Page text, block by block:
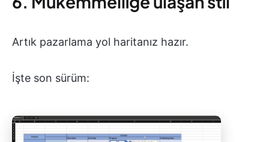
Artık pazarlama yol haritanız hazır.
İşte son sürüm: